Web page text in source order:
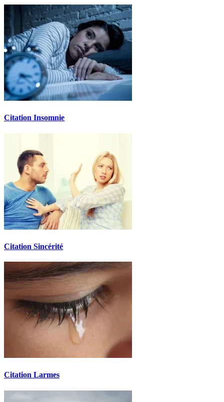
Citation Insomnie
Citation Sincérité
Citation Larmes